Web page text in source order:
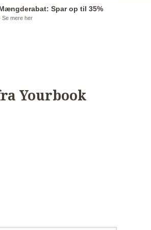
Spar op til 35%
Se mere her
Yourbook